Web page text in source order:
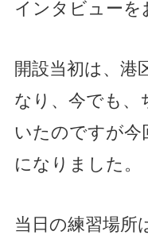
インタビューを
開設当初は、港
なり、今でも、
いたのですが今
になりました。
当日の練習場所